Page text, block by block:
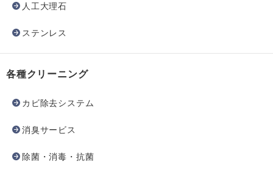
人工大理石
ステンレス
各種クリーニング
カビ除去システム
消臭サービス
除菌・消毒・抗菌